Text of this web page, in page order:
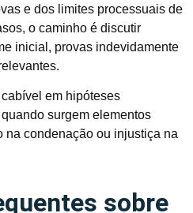
e dos limites processuais de
o caminho é discutir
inicial, provas indevidamente
em hipóteses
surgem elementos
na condenação ou injustiça na
sobre